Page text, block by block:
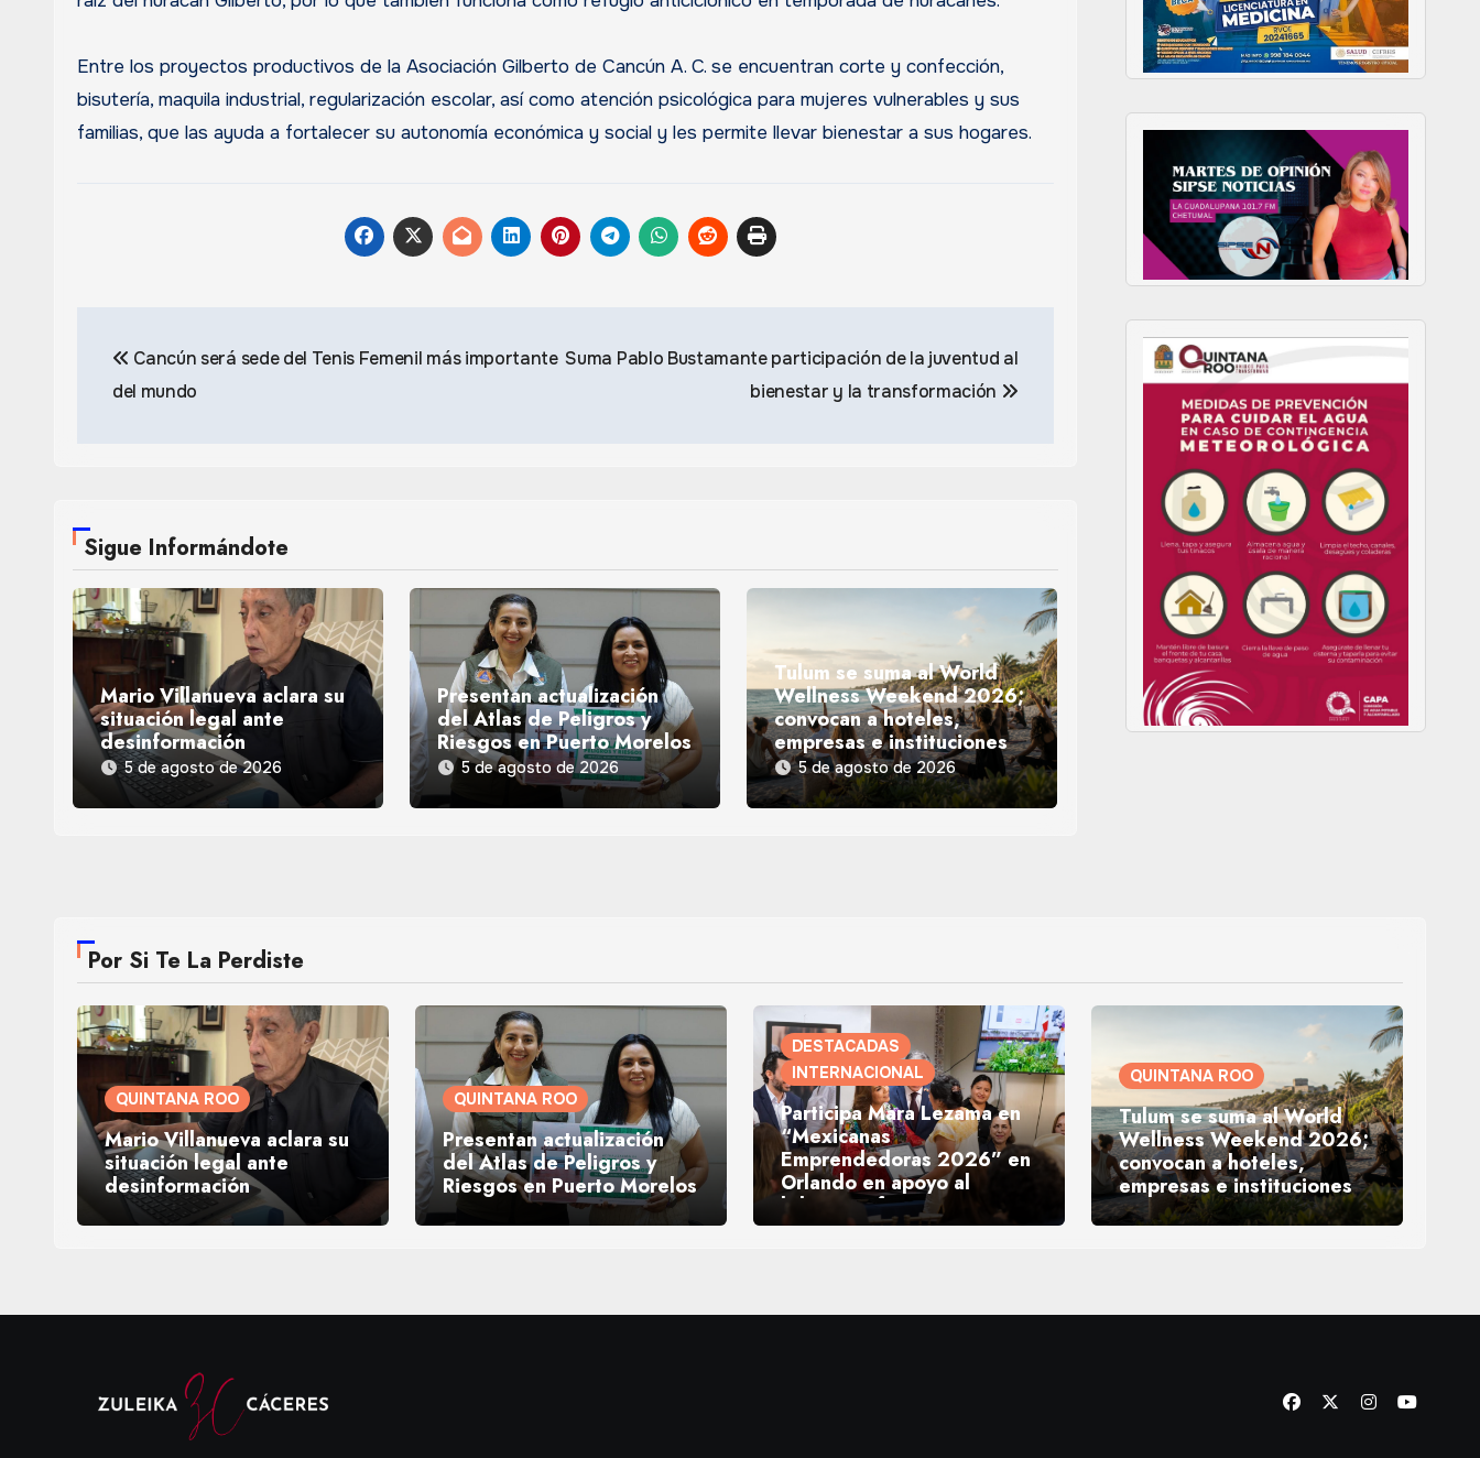
Entre los proyectos productivos de la Asociación Gilberto de Cancún A. C. se encuentran corte y confección,
bisutería, maquila industrial, regularización escolar, así como atención psicológica para mujeres vulnerables y sus
familias, que las ayuda a fortalecer su autonomía económica y social y les permite llevar bienestar a sus hogares.
de
Cancún será sede del Tenis Femenil más importante
del mundo
Suma Pablo Bustamante participación de la juventud al
bienestar y la transformación
Sigue Informándote
Mario Villanueva aclara su
situación legal ante
desinformación
5 de agosto de 2026
Presentan actualización
del Atlas de Peligros y
Riesgos en Puerto Morelos
5 de agosto de 2026
Tulum se suma al World
Wellness Weekend 2026;
convocan a hoteles,
empresas e instituciones
5 de agosto de 2026
Por Si Te La Perdiste
QUINTANA ROO
Mario Villanueva aclara su
situación legal ante
desinformación
QUINTANA ROO
Presentan actualización
del Atlas de Peligros y
Riesgos en Puerto Morelos
DESTACADAS
INTERNACIONAL
Participa Mara Lezama en
“Mexicanas
Emprendedoras 2026” en
Orlando en apoyo al
liderazgo femenino
QUINTANA ROO
Tulum se suma al World
Wellness Weekend 2026;
convocan a hoteles,
empresas e instituciones